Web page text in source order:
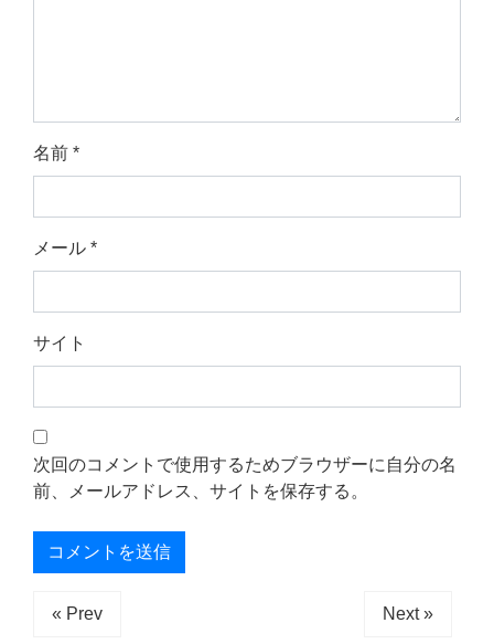
名前 *
メール *
サイト
次回のコメントで使用するためブラウザーに自分の名
前、メールアドレス、サイトを保存する。
« Prev Next »